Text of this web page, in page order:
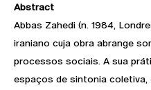
Abstract
Abbas Zahedi (n. 1984,
iraniano cuja obra abrange
processos sociais. A sua
espaços de sintonia